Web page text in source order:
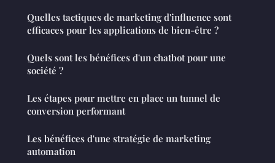
Quelles tactiques de marketing d'influence sont
efficaces pour les applications de bien-être ?
Quels sont les bénéfices d'un chatbot pour une
société ?
Les étapes pour mettre en place un tunnel de
conversion performant
Les bénéfices d'une stratégie de marketing
automation